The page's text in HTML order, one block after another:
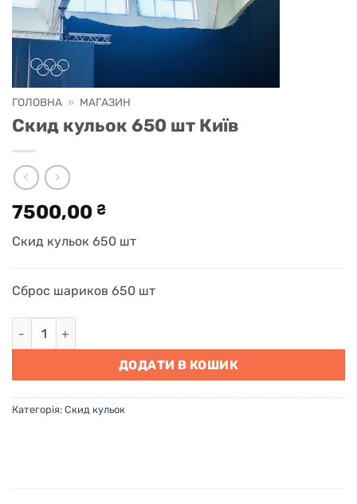
ГОЛОВНА » МАГАЗИН
Скид кульок 650 шт Київ
7500,00 ₴
Скид кульок 650 шт
Сброс шариков 650 шт
Скид кульок 650 шт Київ кількість
ДОДАТИ В КОШИК
Категорія: Скид кульок